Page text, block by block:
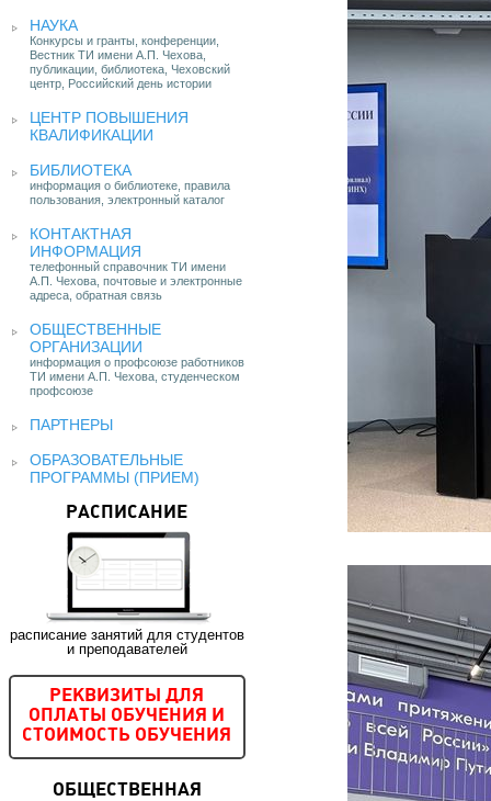
НАУКА
Конкурсы и гранты, конференции,
Вестник ТИ имени А.П. Чехова,
публикации, библиотека, Чеховский
центр, Российский день истории
ЦЕНТР ПОВЫШЕНИЯ
КВАЛИФИКАЦИИ
БИБЛИОТЕКА
информация о библиотеке, правила
пользования, электронный каталог
КОНТАКТНАЯ
ИНФОРМАЦИЯ
телефонный справочник ТИ имени
А.П. Чехова, почтовые и электронные
адреса, обратная связь
ОБЩЕСТВЕННЫЕ
ОРГАНИЗАЦИИ
информация о профсоюзе работников
ТИ имени А.П. Чехова, студенческом
профсоюзе
ПАРТНЕРЫ
ОБРАЗОВАТЕЛЬНЫЕ
ПРОГРАММЫ (ПРИЕМ)
РАСПИСАНИЕ
расписание занятий для студентов
и преподавателей
РЕКВИЗИТЫ ДЛЯ
ОПЛАТЫ ОБУЧЕНИЯ И
СТОИМОСТЬ ОБУЧЕНИЯ
ОБЩЕСТВЕННАЯ